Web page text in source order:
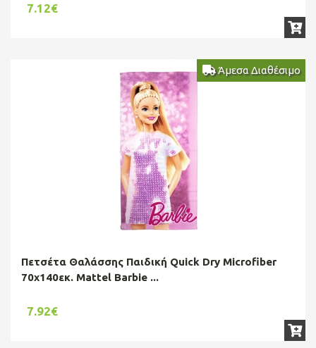
7.12€
Άμεσα Διαθέσιμο
Πετσέτα Θαλάσσης Παιδική Quick Dry Microfiber
70x140εκ. Mattel Barbie ...
7.92€